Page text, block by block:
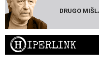
DRUGO
HIPERLINK